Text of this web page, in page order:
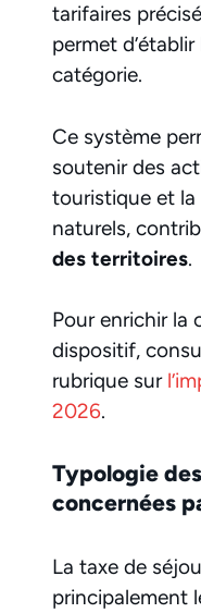
tarifaires
permet
catégorie.
Ce système
soutenir des
touristique et
naturels,
des territoires.
Pour enrichir la
dispositif,
rubrique sur
2026.
Typologie
concernées
La taxe de
principalement